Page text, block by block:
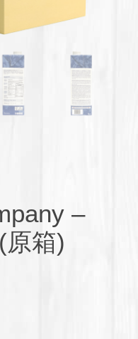
–
原箱)